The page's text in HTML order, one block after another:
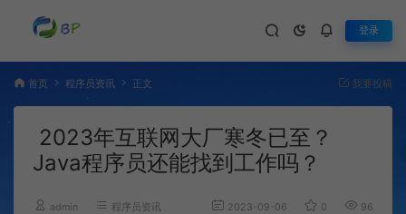
登录
首页 程序员资讯 正文 我要投稿
2023年互联网大厂寒冬已至？
Java程序员还能找到工作吗？
admin 程序员资讯 2023-09-06 0 965